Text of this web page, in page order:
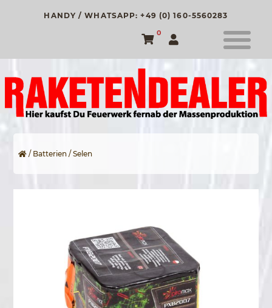
HANDY / WHATSAPP: +49 (0) 160-5560283
0
/ Batterien / Selen